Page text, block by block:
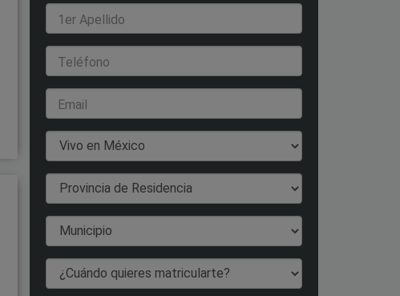
1er Apellido
Teléfono
Email
País de Residencia
Provincia de Residencia
Municipio
¿Cuándo quieres matricularte?